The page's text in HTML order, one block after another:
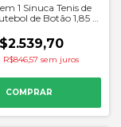
1 Sinuca Tenis de
de Botão 1,85 x
Procopio
R$846,57 sem juros